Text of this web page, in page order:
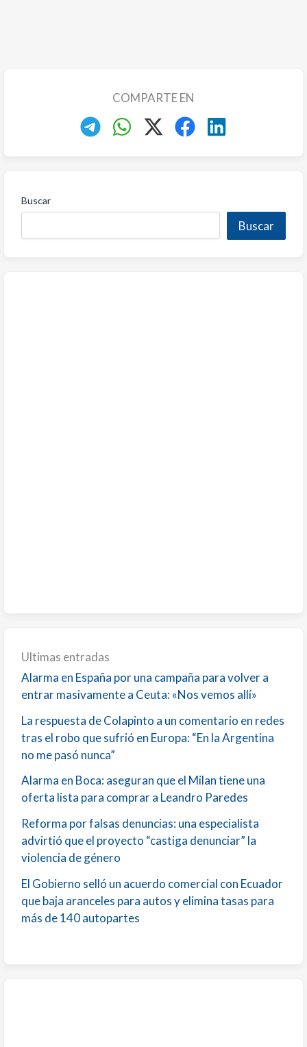
COMPARTE EN
Buscar
Buscar
Ultimas entradas
Alarma en España por una campaña para volver a
entrar masivamente a Ceuta: «Nos vemos allí»
La respuesta de Colapinto a un comentario en redes
tras el robo que sufrió en Europa: “En la Argentina
no me pasó nunca”
Alarma en Boca: aseguran que el Milan tiene una
oferta lista para comprar a Leandro Paredes
Reforma por falsas denuncias: una especialista
advirtió que el proyecto “castiga denunciar” la
violencia de género
El Gobierno selló un acuerdo comercial con Ecuador
que baja aranceles para autos y elimina tasas para
más de 140 autopartes